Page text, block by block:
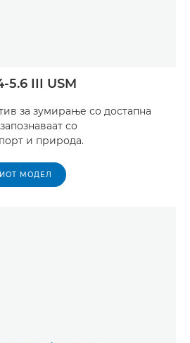
5.6 III USM
за зумирање со достапна
со
и природа.
МОДЕЛ